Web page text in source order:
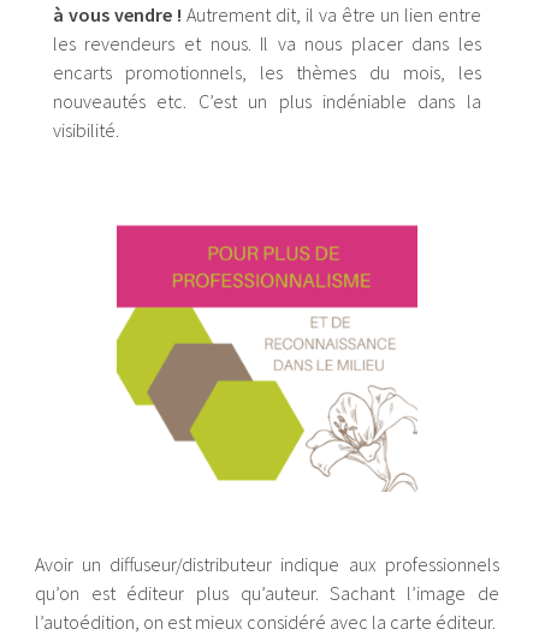
à vous vendre ! Autrement dit, il va être un lien entre
les revendeurs et nous. Il va nous placer dans les
encarts promotionnels, les thèmes du mois, les
nouveautés etc. C’est un plus indéniable dans la
visibilité.
Avoir un diffuseur/distributeur indique aux professionnels
qu’on est éditeur plus qu’auteur. Sachant l’image de
l’autoédition, on est mieux considéré avec la carte éditeur.